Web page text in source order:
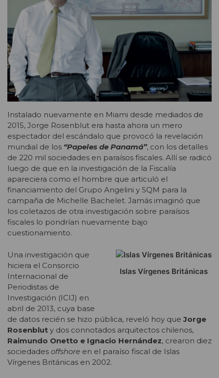
Instalado nuevamente en Miami desde mediados de
2015, Jorge Rosenblut era hasta ahora un mero
espectador del escándalo que provocó la revelación
mundial de los “Papeles de Panamá”, con los detalles
de 220 mil sociedades en paraísos fiscales. Allí se radicó
luego de que en la investigación de la Fiscalía
apareciera como el hombre que articuló el
financiamiento del Grupo Angelini y SQM para la
campaña de Michelle Bachelet. Jamás imaginó que
los coletazos de otra investigación sobre paraísos
fiscales lo pondrían nuevamente bajo
cuestionamiento.
Islas Vírgenes Británicas
Una investigación que
hiciera el Consorcio
Internacional de
Periodistas de
Investigación (ICIJ) en
abril de 2013, cuya base
de datos recién se hizo pública, reveló hoy queJorge
Rosenblut y dos connotados arquitectos chilenos,
Raimundo Onetto e Ignacio Hernández, crearon diez
sociedades offshore en el paraíso fiscal de Islas
Vírgenes Británicas en 2002.